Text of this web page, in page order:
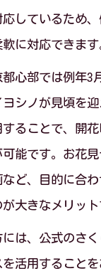
宣言と季節の便
時期を逃さない
開花予想と季節
は季節の便りが
便りで東京 桜満
開予想日を正確
便りと東京の満
しているため
に対応できます
心部では例年3
ヨシノが見頃を
ることで、開
能です。お花
ど、目的に合
大きなメリット
は、公式のさ
活用すること